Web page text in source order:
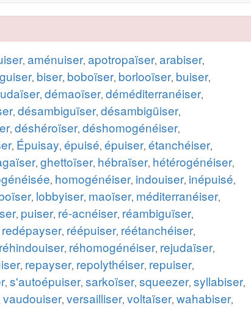
, aménuiser, apotropaïser, arabiser,
, biser, boboïser, borlooïser, buiser,
, démaoïser, déméditerranéiser,
, désambiguïser, désambigüiser,
, déshéroïser, déshomogénéiser,
, Épuisay, épuisé, épuiser, étanchéiser,
, ghettoïser, hébraïser, hétérogénéiser,
, homogénéiser, indouiser, inépuisé,
, lobbyiser, maoïser, méditerranéiser,
, puiser, ré-acnéiser, réambiguïser,
redépayser, réépuiser, réétanchéiser,
réhindouiser, réhomogénéiser, rejudaïser,
, repayser, repolythéiser, repuiser,
, s'autoépuiser, sarkoïser, squeezer, syllabiser,
vaudouiser, versailliser, voltaïser, wahabiser,